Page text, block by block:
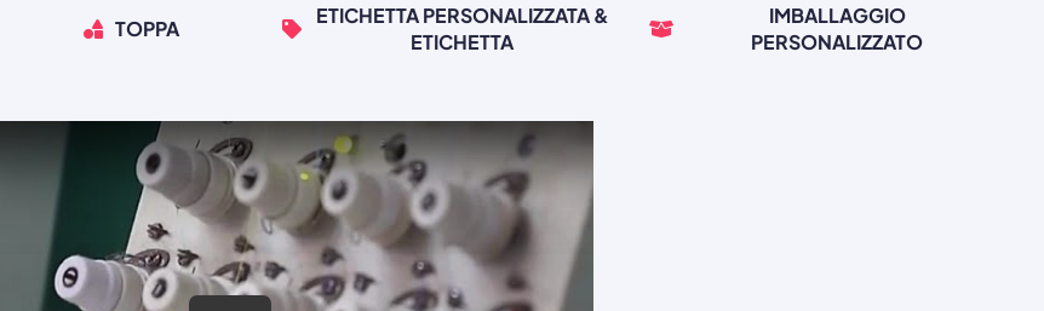
TOPPA
ETICHETTA PERSONALIZZATA &
ETICHETTA
IMBALLAGGIO
PERSONALIZZATO